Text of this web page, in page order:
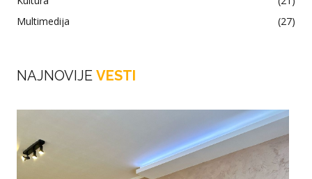
Multimedija
(27)
NAJNOVIJE VESTI